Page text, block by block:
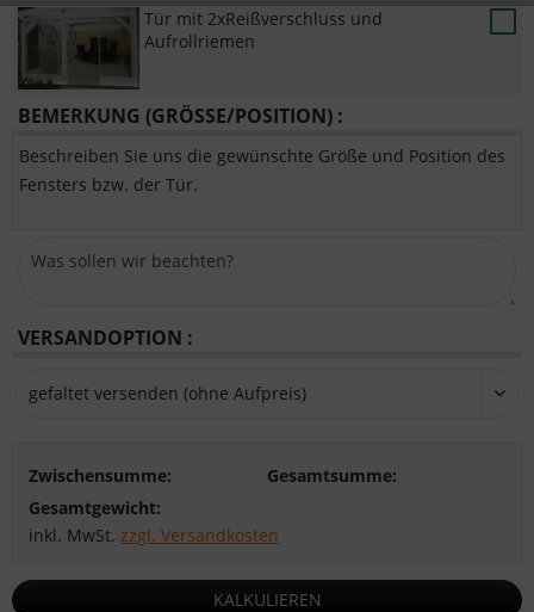
Tür mit 2xReißverschluss und
Aufrollriemen
BEMERKUNG (GRÖSSE/POSITION) :
Beschreiben Sie uns die gewünschte Größe und Position des
Fensters bzw. der Tür.
VERSANDOPTION :
Zwischensumme:
Gesamtsumme:
Gesamtgewicht:
inkl. MwSt.zzgl. Versandkosten
KALKULIEREN